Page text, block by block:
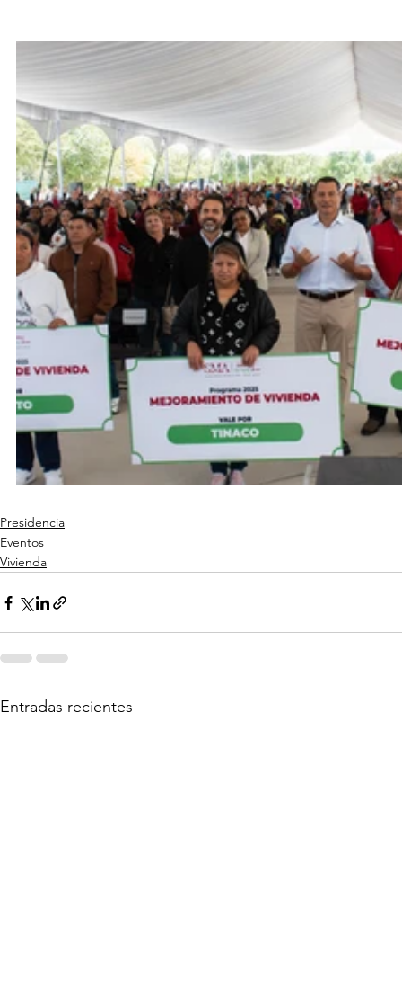
Presidencia
Eventos
Vivienda
Entradas recientes